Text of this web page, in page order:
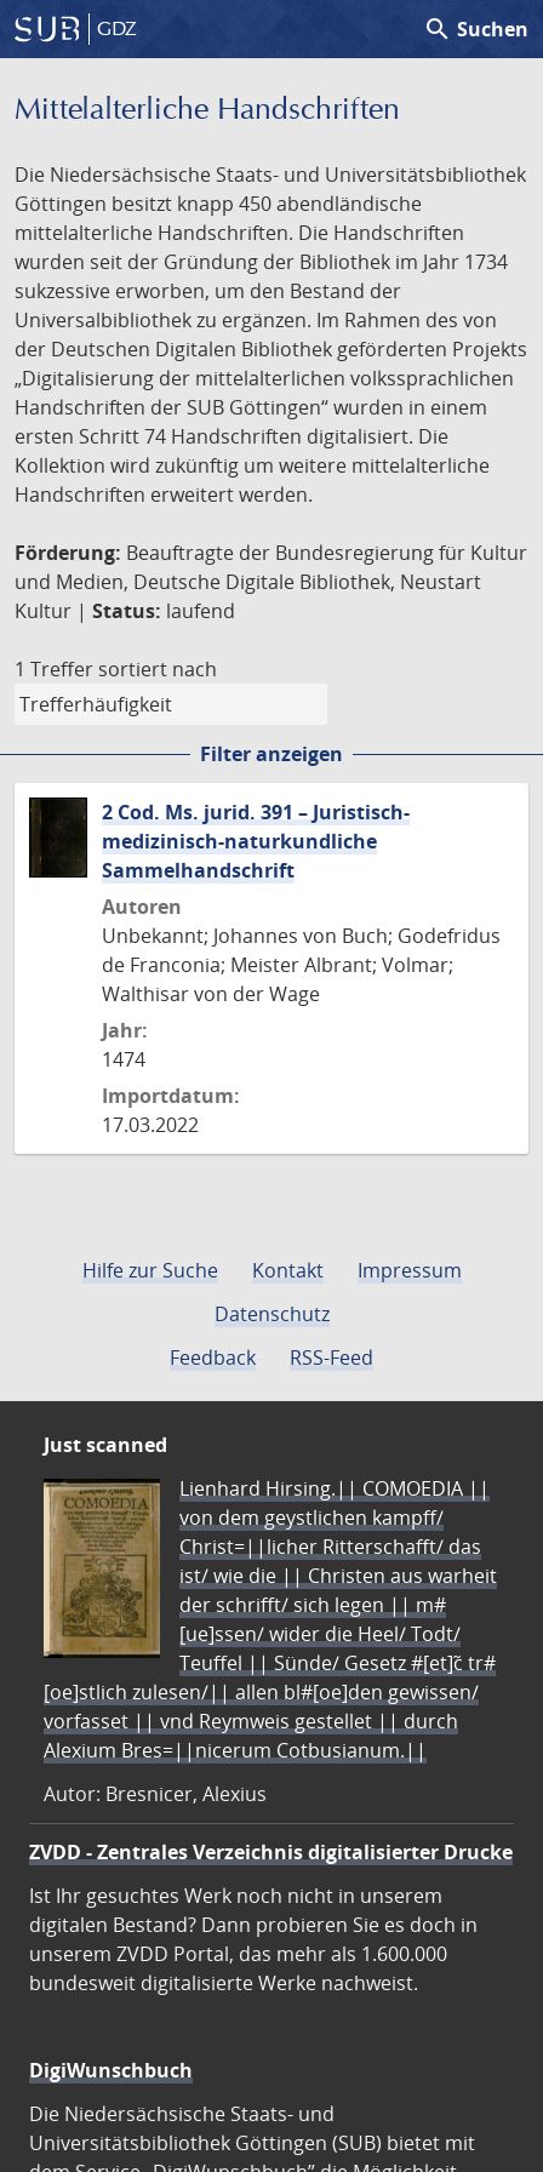
GDZ search Suchen
Mittelalterliche Handschriften
Die Niedersächsische Staats- und Universitätsbibliothek
Göttingen besitzt knapp 450 abendländische
mittelalterliche Handschriften. Die Handschriften
wurden seit der Gründung der Bibliothek im Jahr 1734
sukzessive erworben, um den Bestand der
Universalbibliothek zu ergänzen. Im Rahmen des von
der Deutschen Digitalen Bibliothek geförderten Projekts
„Digitalisierung der mittelalterlichen volkssprachlichen
Handschriften der SUB Göttingen“ wurden in einem
ersten Schritt 74 Handschriften digitalisiert. Die
Kollektion wird zukünftig um weitere mittelalterliche
Handschriften erweitert werden.
Förderung: Beauftragte der Bundesregierung für Kultur
und Medien, Deutsche Digitale Bibliothek, Neustart
Kultur | Status: laufend
1 Treffer sortiert nach
Filter anzeigen
2 Cod. Ms. jurid. 391 – Juristisch-
medizinisch-naturkundliche
Sammelhandschrift
Autoren
Unbekannt; Johannes von Buch; Godefridus
de Franconia; Meister Albrant; Volmar;
Walthisar von der Wage
Jahr:
1474
Importdatum:
17.03.2022
Hilfe zur Suche Kontakt
Impressum
Datenschutz
Feedback
RSS-Feed
Just scanned
Lienhard Hirsing.|| COMOEDIA ||
von dem geystlichen kampff/
Christ=||licher Ritterschafft/ das
ist/ wie die || Christen aus warheit
der schrifft/ sich legen || m#
[ue]ssen/ wider die Heel/ Todt/
Teuffel || Sünde/ Gesetz #[et]c̃ tr#
[oe]stlich zulesen/|| allen bl#[oe]den gewissen/
vorfasset || vnd Reymweis gestellet || durch
Alexium Bres=||nicerum Cotbusianum.||
Autor: Bresnicer, Alexius
ZVDD - Zentrales Verzeichnis digitalisierter Drucke
Ist Ihr gesuchtes Werk noch nicht in unserem
digitalen Bestand? Dann probieren Sie es doch in
unserem ZVDD Portal, das mehr als 1.600.000
bundesweit digitalisierte Werke nachweist.
DigiWunschbuch
Die Niedersächsische Staats- und
Universitätsbibliothek Göttingen (SUB) bietet mit